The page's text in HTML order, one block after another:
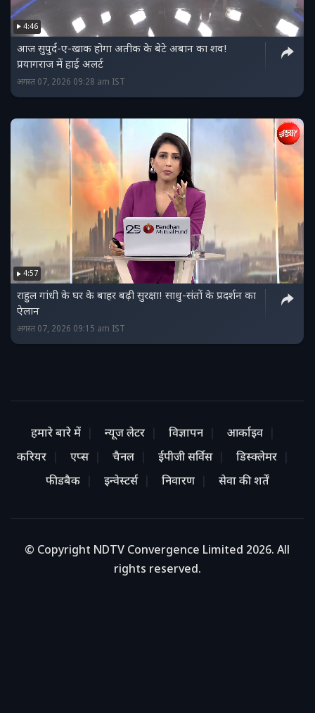
4:46
आज सुपुर्द-ए-खाक होगा अतीक के बेटे अबान का शव!
प्रयागराज में हाई अलर्ट
अगस्त 07, 2026 09:28 am IST
4:57
राहुल गांधी के घर के बाहर बढ़ी सुरक्षा! साधु-संतों के प्रदर्शन का
ऐलान
अगस्त 07, 2026 09:15 am IST
हमारे बारे में न्यूज लेटर विज्ञापन
आर्काइव
करियर
एप्स चैनल ईपीजी सर्विस
डिस्क्लेमर
फीडबैक
इन्वेस्टर्स निवारण सेवा की शर्तें
© Copyright NDTV Convergence Limited 2026. All
rights reserved.